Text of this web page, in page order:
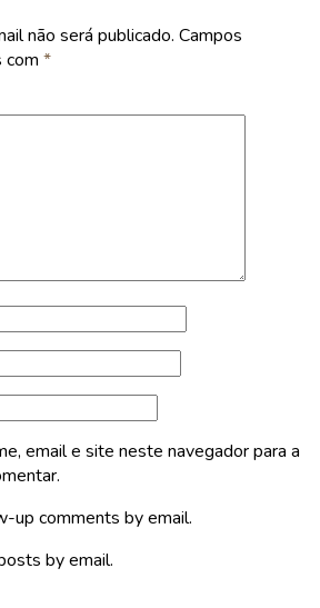
não será publicado. Campos
com *
email e site neste navegador para a
up comments by email.
by email.